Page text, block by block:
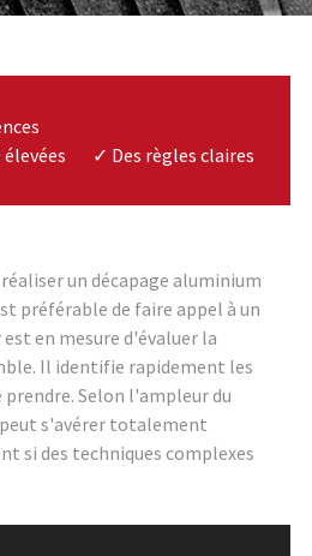
✓ Des règles claires
un décapage aluminium
préférable de faire appel à un
en mesure d'évaluer la
Il identifie rapidement les
Selon l'ampleur du
s'avérer totalement
si des techniques complexes